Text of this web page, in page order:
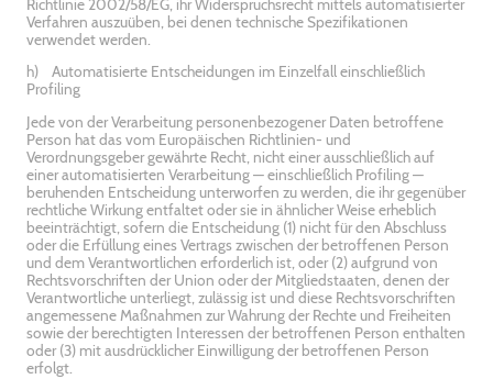
Richtlinie 2002/58/EG, ihr Widerspruchsrecht mittels automatisierter
Verfahren auszuüben, bei denen technische Spezifikationen
verwendet werden.
h) Automatisierte Entscheidungen im Einzelfall einschließlich
Profiling
Jede von der Verarbeitung personenbezogener Daten betroffene
Person hat das vom Europäischen Richtlinien- und
Verordnungsgeber gewährte Recht, nicht einer ausschließlich auf
einer automatisierten Verarbeitung — einschließlich Profiling —
beruhenden Entscheidung unterworfen zu werden, die ihr gegenüber
rechtliche Wirkung entfaltet oder sie in ähnlicher Weise erheblich
beeinträchtigt, sofern die Entscheidung (1) nicht für den Abschluss
oder die Erfüllung eines Vertrags zwischen der betroffenen Person
und dem Verantwortlichen erforderlich ist, oder (2) aufgrund von
Rechtsvorschriften der Union oder der Mitgliedstaaten, denen der
Verantwortliche unterliegt, zulässig ist und diese Rechtsvorschriften
angemessene Maßnahmen zur Wahrung der Rechte und Freiheiten
sowie der berechtigten Interessen der betroffenen Person enthalten
oder (3) mit ausdrücklicher Einwilligung der betroffenen Person
erfolgt.